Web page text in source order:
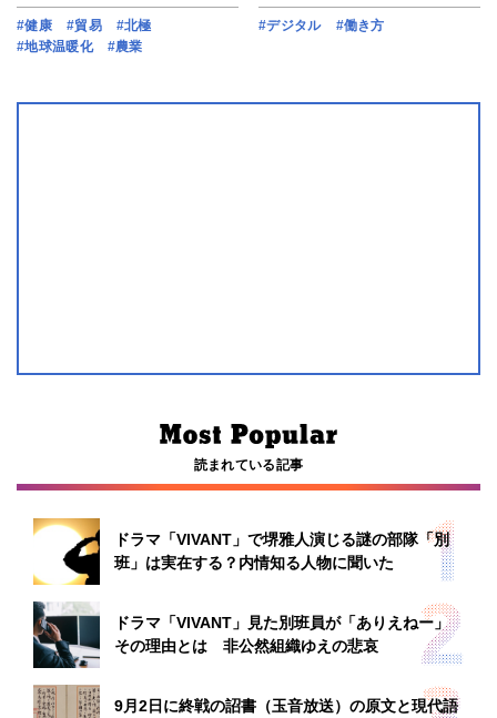
#健康 #貿易
#北極
#地球温暖化
#農業
#デジタル #働き方
読まれている記事
ドラマ「VIVANT」で堺雅人演じる謎の部隊「別
班」は実在する？内情知る人物に聞いた
ドラマ「VIVANT」見た別班員が「ありえねー」
その理由とは 非公然組織ゆえの悲哀
9月2日に終戦の詔書（玉音放送）の原文と現代語